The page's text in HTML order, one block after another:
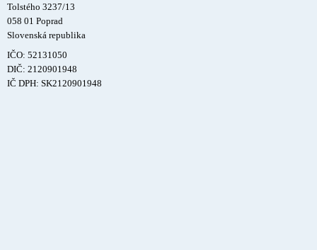
Tolstého 3237/13
058 01 Poprad
Slovenská republika
IČO: 52131050
DIČ: 2120901948
IČ DPH: SK2120901948